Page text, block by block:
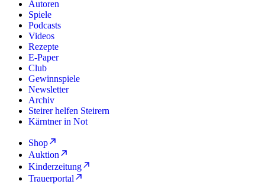
Autoren
Spiele
Podcasts
Videos
Rezepte
E-Paper
Club
Gewinnspiele
Newsletter
Archiv
Steirer helfen Steirern
Kärntner in Not
Shop
Auktion
Kinderzeitung
Trauerportal